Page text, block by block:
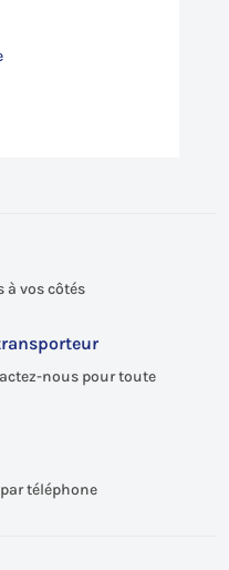
à vos côtés
nous pour toute
téléphone